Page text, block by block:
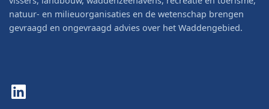
natuur- en milieuorganisaties en de wetenschap brengen
gevraagd en ongevraagd advies over het Waddengebied.
LinkedIn